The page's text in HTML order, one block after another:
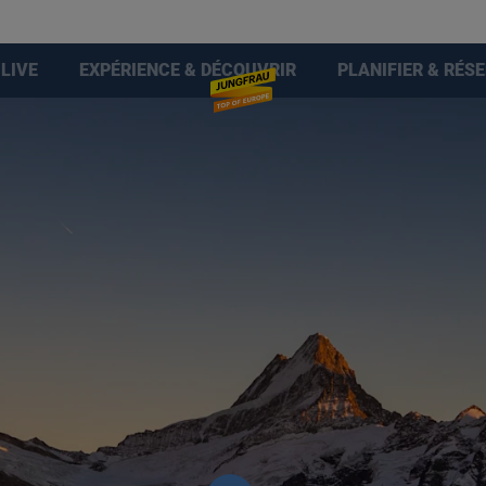
LIVE EXPÉRIENCE & DÉCOUVRIR PLANIFIER &